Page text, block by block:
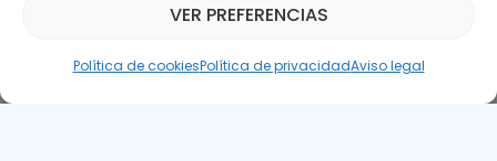
VER PREFERENCIAS
Política de cookiesPolítica de privacidadAviso legal